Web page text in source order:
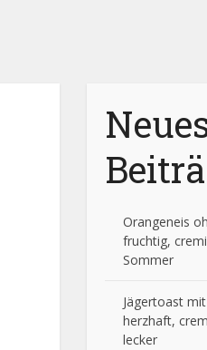
Orangeneis
fruchtig,
Sommer
Jägertoast
herzhaft,
lecker